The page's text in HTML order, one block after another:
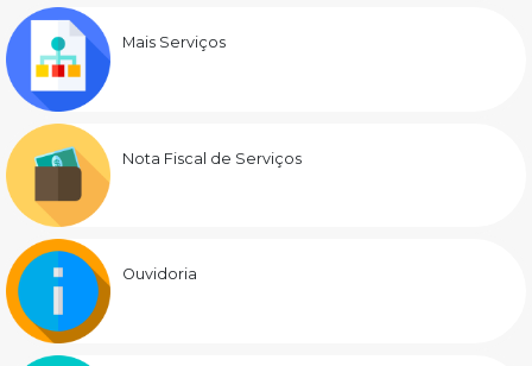
Mais Serviços
Nota Fiscal de Serviços
Ouvidoria